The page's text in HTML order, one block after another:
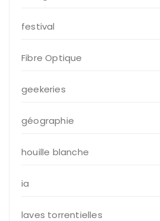
festival
Fibre Optique
geekeries
géographie
houille blanche
ia
laves torrentielles